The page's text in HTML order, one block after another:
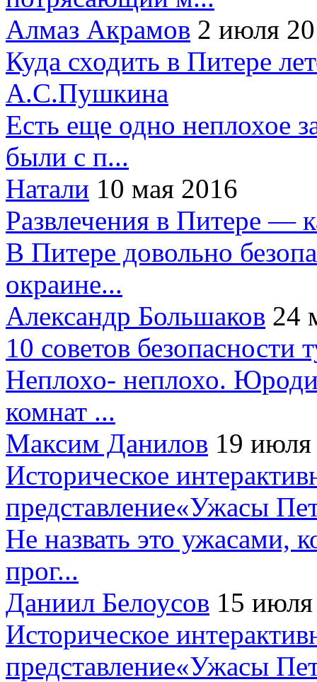
Алмаз Акрамов 2 июля
Куда сходить в Питере
А.С.Пушкина
Есть еще одно неплохое
были с п...
Натали 10 мая 2016
Развлечения в Питере —
В Питере довольно
окраине...
Александр Большаков 24
10 советов безопасности
Неплохо- неплохо.
комнат ...
Максим Данилов 19
Историческое
представление«Ужасы
Не назвать это ужасами,
прог...
Даниил Белоусов 15
Историческое
представление«Ужасы